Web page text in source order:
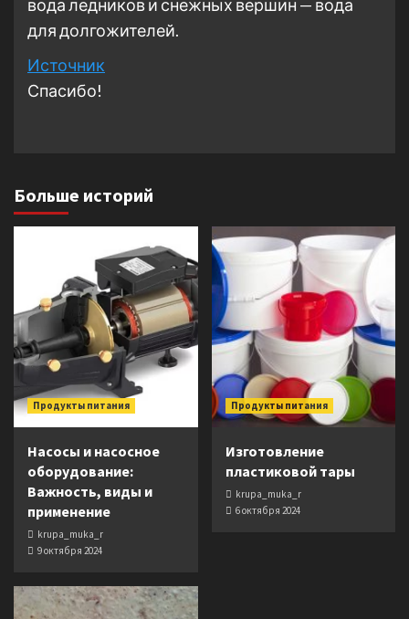
вода ледников и снежных вершин — вода
для долгожителей.
Источник
Спасибо!
Больше историй
Продукты питания
Насосы и насосное
оборудование:
Важность, виды и
применение
krupa_muka_r
9 октября 2024
Продукты питания
Изготовление
пластиковой тары
krupa_muka_r
6 октября 2024